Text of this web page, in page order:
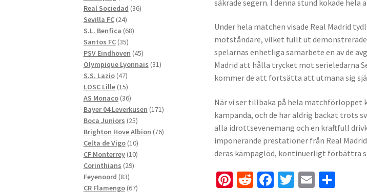
säkrade segern. I denna stund kokade hela
Under hela matchen visade Real Madrid
motståndare, vilket fullt ut
spelarnas enhetliga samarbete en av de
Madrid att hålla trycket mot serieledarna
kommer de att fortsätta att utmana sig
När vi ser tillbaka på hela matchförloppet
kampanda, och de har aldrig backat trots
alla idrottsevenemang och en kraftfull
imponerande prestationer från Real
deras kämpaglöd, kontinuerligt förbättra
Pi R Fa T E D
produkter
Real Sociedad 3636
Sevilla FC 2424
produkter
S.L. Benfica 6868
Santos FC 3535
produkter
PSV Eindhoven 4545
produkter
Olympique Lyonnais 3131
S.S. Lazio 4747
produkter
LOSC Lille 1515
produkter
AS Monaco 3636
produkter
Bayer 04 Leverkusen 171171
Boca Juniors 2525
produkter
Brighton Hove Albion 7676
Celta de Vigo 1010
produkter
CF Monterrey 1010
Corinthians 2929
Feyenoord 8383
produkter
CR Flamengo 6767